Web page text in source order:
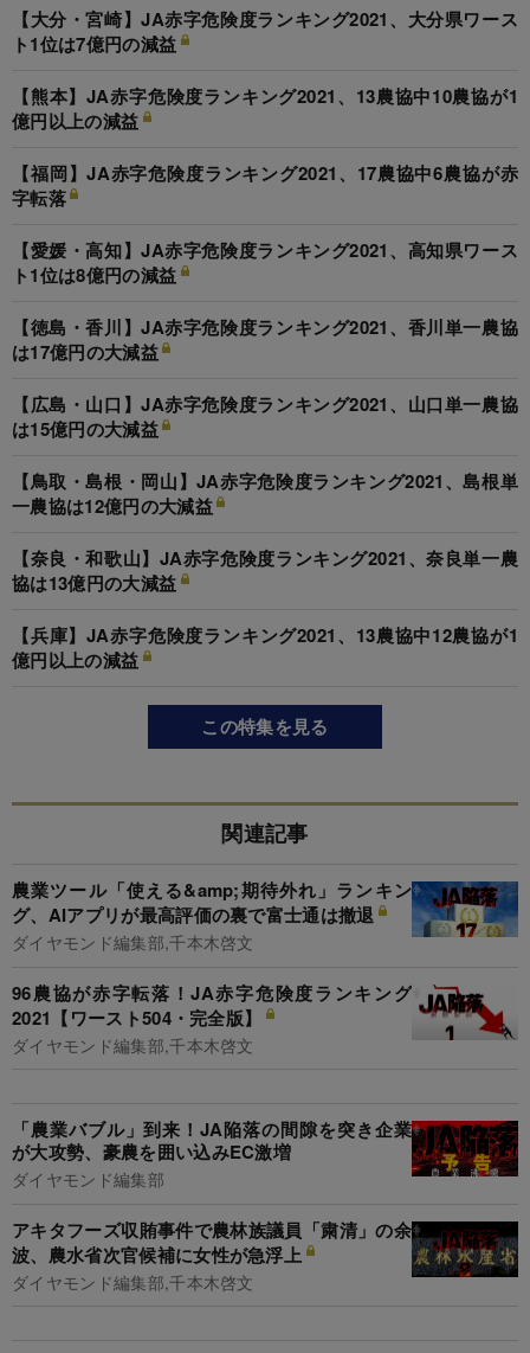
【大分・宮崎】JA赤字危険度ランキング2021、大分県ワース
ト1位は7億円の減益
【熊本】JA赤字危険度ランキング2021、13農協中10農協が1
億円以上の減益
【福岡】JA赤字危険度ランキング2021、17農協中6農協が赤
字転落
【愛媛・高知】JA赤字危険度ランキング2021、高知県ワース
ト1位は8億円の減益
【徳島・香川】JA赤字危険度ランキング2021、香川単一農協
は17億円の大減益
【広島・山口】JA赤字危険度ランキング2021、山口単一農協
は15億円の大減益
【鳥取・島根・岡山】JA赤字危険度ランキング2021、島根単
一農協は12億円の大減益
【奈良・和歌山】JA赤字危険度ランキング2021、奈良単一農
協は13億円の大減益
【兵庫】JA赤字危険度ランキング2021、13農協中12農協が1
億円以上の減益
この特集を見る
関連記事
農業ツール「使える&amp;期待外れ」ランキン
グ、AIアプリが最高評価の裏で富士通は撤退
ダイヤモンド編集部,千本木啓文
96農協が赤字転落！JA赤字危険度ランキング
2021【ワースト504・完全版】
ダイヤモンド編集部,千本木啓文
「農業バブル」到来！JA陥落の間隙を突き企業
が大攻勢、豪農を囲い込みEC激増
ダイヤモンド編集部
アキタフーズ収賄事件で農林族議員「粛清」の余
波、農水省次官候補に女性が急浮上
ダイヤモンド編集部,千本木啓文